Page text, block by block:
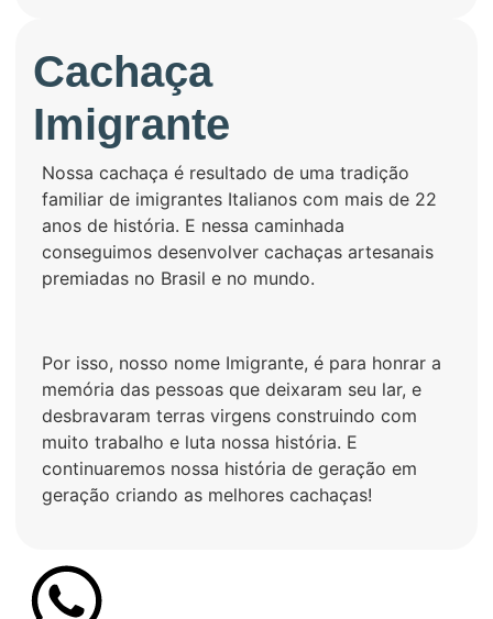
Cachaça
Imigrante
Nossa cachaça é resultado de uma tradição
familiar de imigrantes Italianos com mais de 22
anos de história. E nessa caminhada
conseguimos desenvolver cachaças artesanais
premiadas no Brasil e no mundo.
Por isso, nosso nome Imigrante, é para honrar a
memória das pessoas que deixaram seu lar, e
desbravaram terras virgens construindo com
muito trabalho e luta nossa história. E
continuaremos nossa história de geração em
geração criando as melhores cachaças!